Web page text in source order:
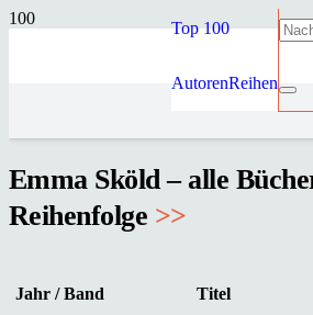
Top 100
AutorenReihen
Emma Sköld – alle
Reihenfolge >>
Jahr / Band Titel